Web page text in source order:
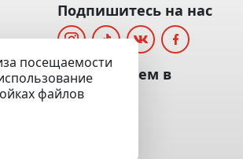
посещаемости
файлов
Подпишитесь на нас
Мы отвечаем в